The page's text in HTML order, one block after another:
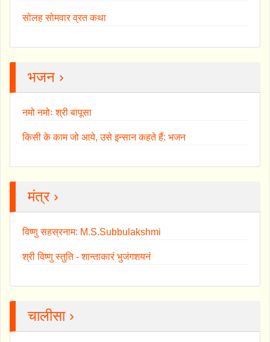
सोलह सोमवार व्रत कथा
भजन ›
नमो नमोः श्री बापूसा
किसी के काम जो आये, उसे इन्सान कहते हैं: भजन
मंत्र ›
विष्णु सहस्रनाम: M.S.Subbulakshmi
श्री विष्णु स्तुति - शान्ताकारं भुजंगशयनं
चालीसा ›